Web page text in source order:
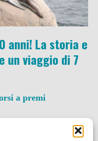
anni! La storia e
un viaggio di 7
a premi